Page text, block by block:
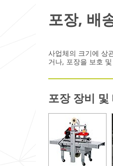
포장, 배
사업체의 크기에 상
거나, 포장을 보호
포장 장비 및